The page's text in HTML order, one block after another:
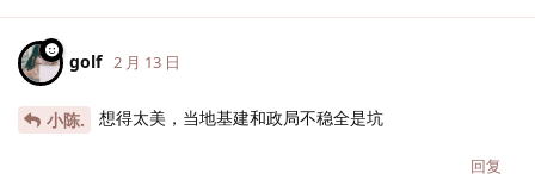
golf 2 月 13 日
小陈. 想得太美，当地基建和政局不稳全是坑
回复